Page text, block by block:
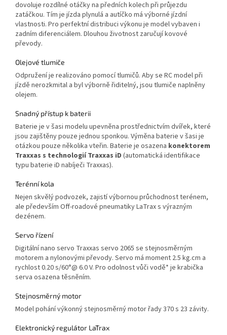
dovoluje rozdílné otáčky na předních kolech při průjezdu
zatáčkou. Tím je jízda plynulá a autíčko má výborné jízdní
vlastnosti. Pro perfektní distribuci výkonu je model vybaven i
zadním diferenciálem. Dlouhou životnost zaručují kovové
převody.
Olejové tlumiče
Odpružení je realizováno pomocí tlumičů. Aby se RC model při
jízdě nerozkmital a byl výborně řiditelný, jsou tlumiče naplněny
olejem.
Snadný přístup k baterii
Baterie je v šasi modelu upevněna prostřednictvím dvířek, které
jsou zajištěny pouze jednou sponkou. Výměna baterie v šasi je
otázkou pouze několika vteřin. Baterie je osazena konektorem
Traxxas s technologií Traxxas iD (automatická identifikace
typu baterie iD nabíječi Traxxas).
Terénní kola
Nejen skvělý podvozek, zajistí výbornou průchodnost terénem,
ale především Off-roadové pneumatiky LaTrax s výrazným
dezénem.
Servo řízení
Digitální nano servo Traxxas servo 2065 se stejnosměrným
motorem a nylonovými převody. Servo má moment 2.5 kg.cm a
rychlost 0.20 s/60°@ 6.0 V. Pro odolnost vůči vodě* je krabička
serva osazena těsněním.
Stejnosměrný motor
Model pohání výkonný stejnosměrný motor řady 370 s 23 závity.
Elektronický regulátor LaTrax